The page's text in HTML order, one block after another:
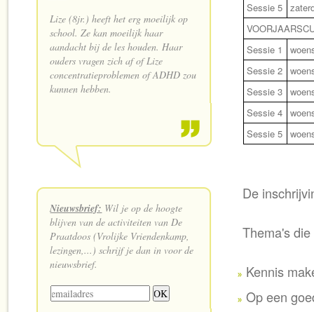
Lize (8jr.) heeft het erg moeilijk op
school. Ze kan moeilijk haar
aandacht bij de les houden. Haar
ouders vragen zich af of Lize
concentratieproblemen of ADHD zou
kunnen hebben.
Nieuwsbrief: Wil je op de hoogte
blijven van de activiteiten van De
Praatdoos (Vrolijke Vriendenkamp,
lezingen,...) schrijf je dan in voor de
nieuwsbrief.
Sessie 5
Sessie 1
Sessie 2
Sessie 3
Sessie 4
Sessie 5
De
Thema's
Kennis
Op een